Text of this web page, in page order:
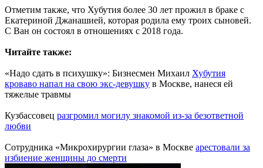
Отметим также, что Хубутия более 30 лет прожил в браке с
Екатериной Джанашией, которая родила ему троих сыновей.
С Ван он состоял в отношениях с 2018 года.
Читайте также:
«Надо сдать в психушку»: Бизнесмен Михаил Хубутия
кроваво напал на свою экс-девушку в Москве, нанеся ей
тяжелые травмы
Кузбассовец разгромил могилу знакомой из-за безответной
любви
Сотрудника «Микрохирургии глаза» в Москве арестовали за
избиение женщины до смерти